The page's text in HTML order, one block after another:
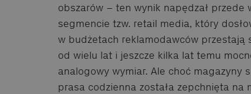
obszarów – ten wynik napędzał
segmencie tzw. retail media, który
w budżetach reklamodawców przestają
od wielu lat i jeszcze kilka lat temu
analogowy wymiar. Ale choć magazyny
prasa codzienna została zepchnięta na